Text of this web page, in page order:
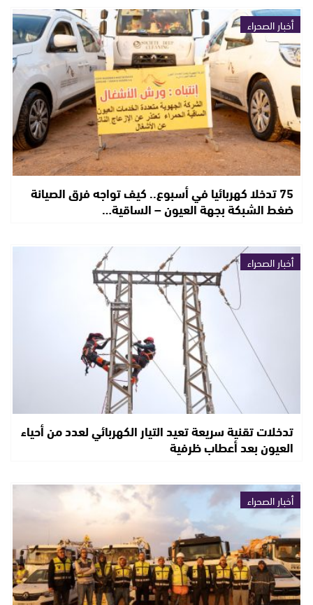
أخبار الصحراء
75 تدخلا كهربائيا في أسبوع.. كيف تواجه فرق الصيانة
ضغط الشبكة بجهة العيون – الساقية…
أخبار الصحراء
تدخلات تقنية سريعة تعيد التيار الكهربائي لعدد من أحياء
العيون بعد أعطاب ظرفية
أخبار الصحراء